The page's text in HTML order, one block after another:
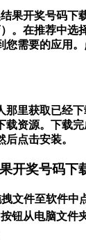
果开奖号码下
。在推荐中选
您需要的应用
那里获取已经
载资源。下载
点击安装。
开奖号码下
文件至软件中
钮从电脑文件